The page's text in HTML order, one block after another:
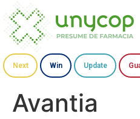
Next Win Update
Avantia